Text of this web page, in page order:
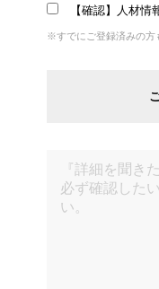
【確認】人材情
※すでにご登録済みの方